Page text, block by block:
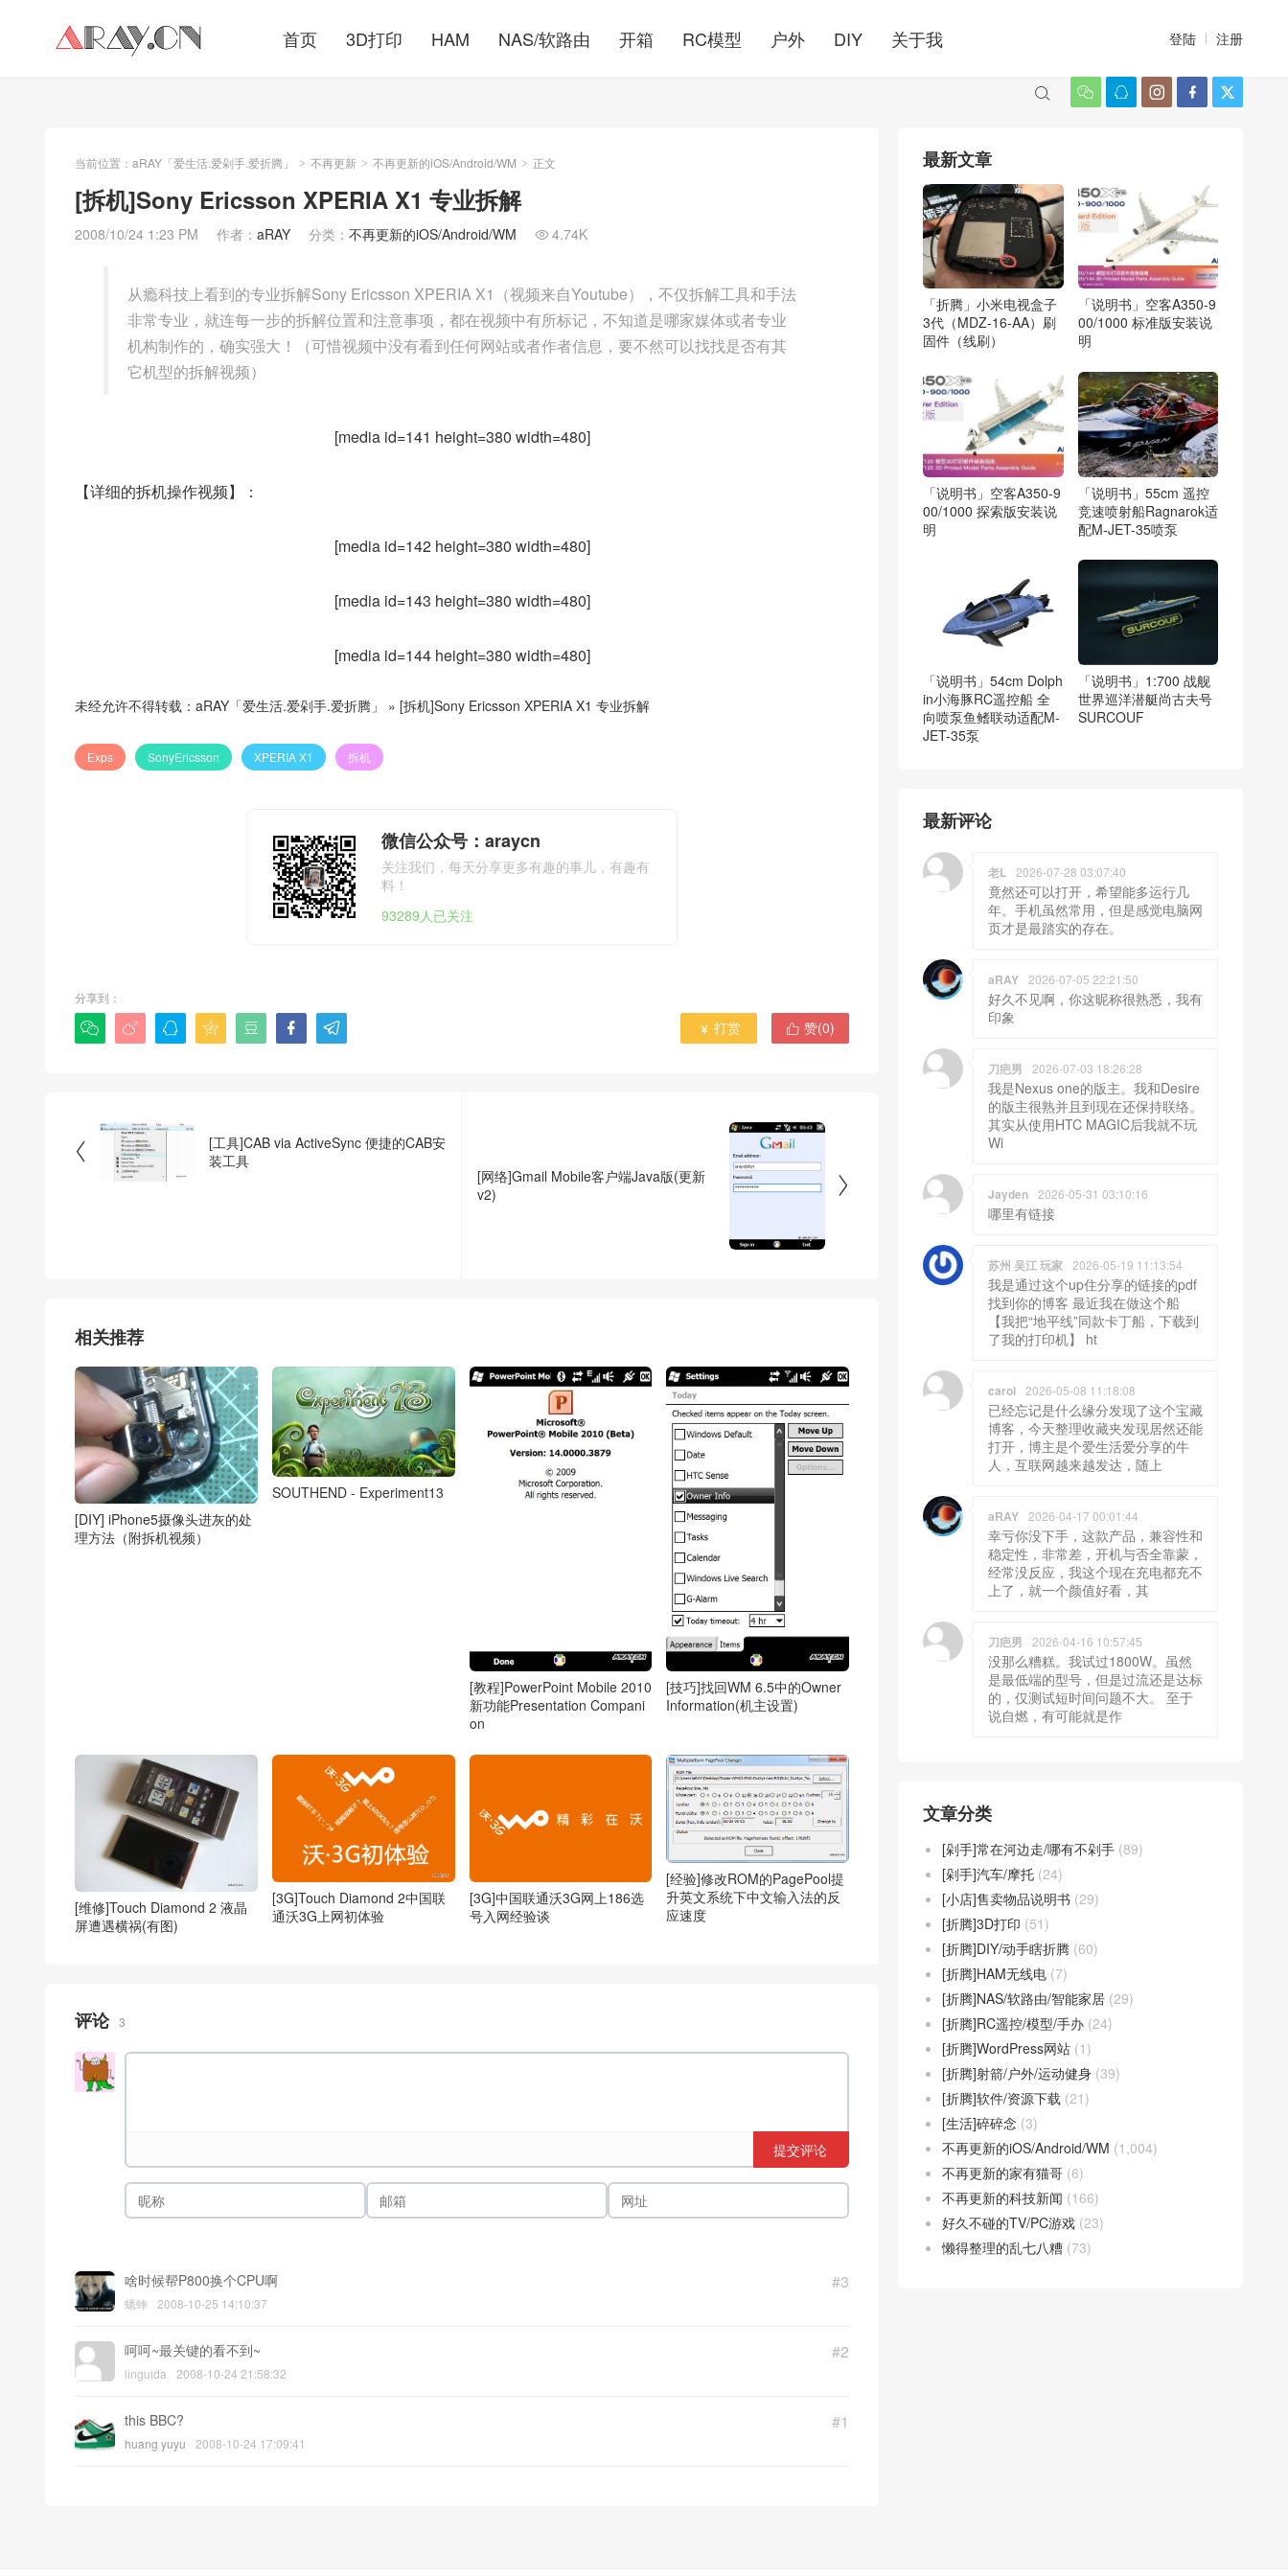
首页 3D打印 HAM NAS/软路由 开箱 RC模型 户外 DIY 关于我 登陆 注册
    

当前位置： aRAY「爱生活.爱剁手.爱折腾」 > 不再更新 > 不再更新的iOS/Android/WM > 正文
[拆机]Sony Ericsson XPERIA X1 专业拆解
2008/10/24 1:23 PM 作者： aRAY 分类： 不再更新的iOS/Android/WM  4.74K
从瘾科技上看到的专业拆解Sony Ericsson XPERIA X1（视频来自Youtube），不仅拆解工具和手法
非常专业，就连每一步的拆解位置和注意事项，都在视频中有所标记，不知道是哪家媒体或者专业
机构制作的，确实强大！（可惜视频中没有看到任何网站或者作者信息，要不然可以找找是否有其
它机型的拆解视频）
[media id=141 height=380 width=480]
【详细的拆机操作视频】：
[media id=142 height=380 width=480]
[media id=143 height=380 width=480]
[media id=144 height=380 width=480]
未经允许不得转载： aRAY「爱生活.爱剁手.爱折腾」 » [拆机]Sony Ericsson XPERIA X1 专业拆解
Exps SonyEricsson XPERIA X1 拆机
微信公众号：araycn
关注我们，每天分享更多有趣的事儿，有趣有
料！
93289人已关注
分享到：
        赞(0)
 打赏

[工具]CAB via ActiveSync 便捷的CAB安
装工具

[网络]Gmail Mobile客户端Java版(更新
v2)
相关推荐
[DIY] iPhone5摄像头进灰的处
理方法（附拆机视频）
SOUTHEND - Experiment13
[教程]PowerPoint Mobile 2010
新功能Presentation Compani
on
[技巧]找回WM 6.5中的Owner
Information(机主设置)
[维修]Touch Diamond 2 液晶
屏遭遇横祸(有图)
[3G]Touch Diamond 2中国联
通沃3G上网初体验
[3G]中国联通沃3G网上186选
号入网经验谈
[经验]修改ROM的PagePool提
升英文系统下中文输入法的反
应速度
评论 3
提交评论
#3
啥时候帮P800换个CPU啊
蟋蟀 2008-10-25 14:10:37
#2
呵呵~最关键的看不到~
linguida 2008-10-24 21:58:32
#1
this BBC?
huang yuyu 2008-10-24 17:09:41
最新文章
「折腾」小米电视盒子
3代（MDZ-16-AA）刷
固件（线刷）
「说明书」空客A350-9
00/1000 标准版安装说
明
「说明书」空客A350-9
00/1000 探索版安装说
明
「说明书」55cm 遥控
竞速喷射船Ragnarok适
配M-JET-35喷泵
「说明书」54cm Dolph
in小海豚RC遥控船 全
向喷泵鱼鳍联动适配M-
JET-35泵
「说明书」1:700 战舰
世界巡洋潜艇尚古夫号
SURCOUF
最新评论
老L 2026-07-28 03:07:40
竟然还可以打开，希望能多运行几
年。手机虽然常用，但是感觉电脑网
页才是最踏实的存在。
aRAY 2026-07-05 22:21:50
好久不见啊，你这昵称很熟悉，我有
印象
刀疤男 2026-07-03 18:26:28
我是Nexus one的版主。我和Desire
的版主很熟并且到现在还保持联络。
其实从使用HTC MAGIC后我就不玩
Wi
Jayden 2026-05-31 03:10:16
哪里有链接
苏州 吴江 玩家 2026-05-19 11:13:54
我是通过这个up住分享的链接的pdf
找到你的博客 最近我在做这个船
【我把“地平线”同款卡丁船，下载到
了我的打印机】 ht
carol 2026-05-08 11:18:08
已经忘记是什么缘分发现了这个宝藏
博客，今天整理收藏夹发现居然还能
打开，博主是个爱生活爱分享的牛
人，互联网越来越发达，随上
aRAY 2026-04-17 00:01:44
幸亏你没下手，这款产品，兼容性和
稳定性，非常差，开机与否全靠蒙，
经常没反应，我这个现在充电都充不
上了，就一个颜值好看，其
刀疤男 2026-04-16 10:57:45
没那么糟糕。我试过1800W。虽然
是最低端的型号，但是过流还是达标
的，仅测试短时间问题不大。 至于
说自燃，有可能就是作
文章分类
[剁手]常在河边走/哪有不剁手 (89)
[剁手]汽车/摩托 (24)
[小店]售卖物品说明书 (29)
[折腾]3D打印 (51)
[折腾]DIY/动手瞎折腾 (60)
[折腾]HAM无线电 (7)
[折腾]NAS/软路由/智能家居 (29)
[折腾]RC遥控/模型/手办 (24)
[折腾]WordPress网站 (1)
[折腾]射箭/户外/运动健身 (39)
[折腾]软件/资源下载 (21)
[生活]碎碎念 (3)
不再更新的iOS/Android/WM (1,004)
不再更新的家有猫哥 (6)
不再更新的科技新闻 (166)
好久不碰的TV/PC游戏 (23)
懒得整理的乱七八糟 (73)